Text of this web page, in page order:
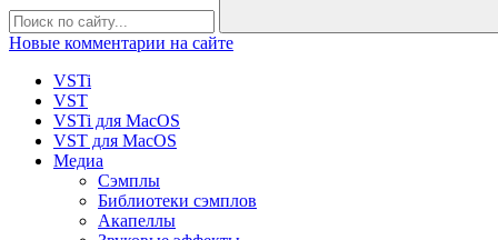
Новые комментарии на сайте
VSTi
VST
VSTi для MacOS
VST для MacOS
Медиа
Сэмплы
Библиотеки сэмплов
Акапеллы